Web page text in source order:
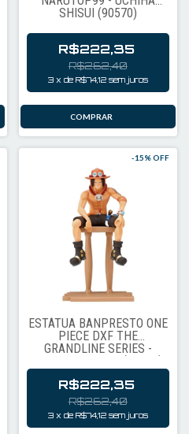
SHISUI (90570)
R$222,35
R$262,40
3 xdeR$74,12 sem juros
ESTÁTUA BANPRESTO ONE
PIECE DXF THE
GRANDLINE SERIES -
PORTGAS D. ACE (10901)
-15% OFF
R$222,35
R$262,40
3 xdeR$74,12 sem juros